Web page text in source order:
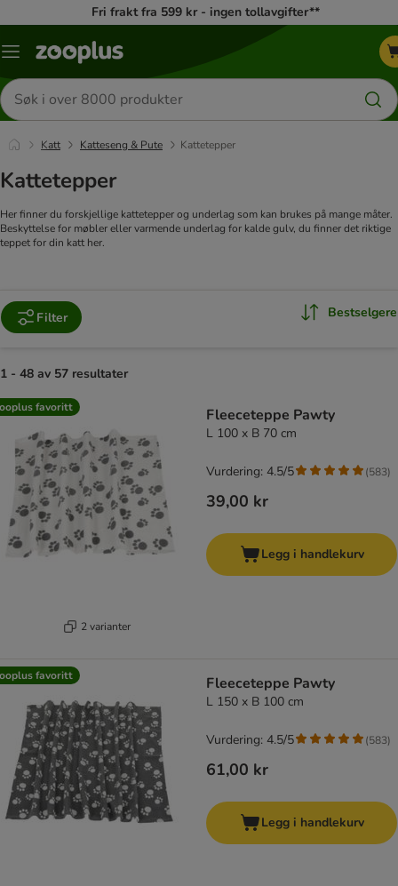
Fri frakt fra 599 kr - ingen tollavgifter**
Katalogmeny
Søk
etter
produkter
Katt Katteseng & Pute Kattetepper
Kattetepper
Her finner du forskjellige kattetepper og underlag som kan brukes på mange måter.
Beskyttelse for møbler eller varmende underlag for kalde gulv, du finner det riktige
teppet for din katt her.
Filter Bestselgere
1 - 48 av 57 resultater
product items have been changed
favoritt
2 varianter
Fleeceteppe Pawty
L 100 x B 70 cm
39,00 kr
Vurdering: 4.5/5 (583)
Legg i handlekurv
favoritt Fleeceteppe Pawty
L 150 x B 100 cm
61,00 kr
Vurdering: 4.5/5 (583)
Legg i handlekurv